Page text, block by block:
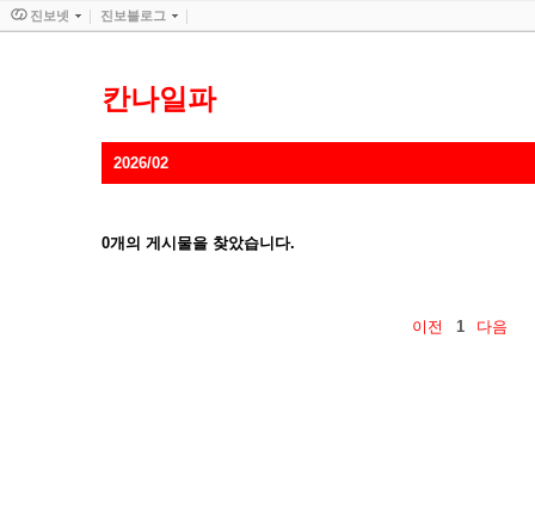
칸나일파
2026/02
0개의 게시물을 찾았습니다.
이전 1 다음
진보넷 진보블로그